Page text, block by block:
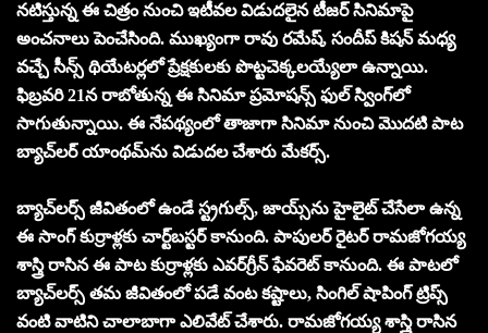
నటిస్తున్న ఈ చిత్రం నుంచి ఇటీవల విడుదలైన టీజర్ సినిమాపై
అంచనాలు పెంచేసింది. ముఖ్యంగా రావు రమేష్, సందీప్ కిషన్ మధ్య
వచ్చే సీన్స్ థియేటర్లలో ప్రేక్షకులకు పొట్టచెక్కలయ్యేలా ఉన్నాయి.
ఫిబ్రవరి 21న రాబోతున్న ఈ సినిమా ప్రమోషన్స్ ఫుల్ స్వింగ్‌లో
సాగుతున్నాయి. ఈ నేపథ్యంలో తాజాగా సినిమా నుంచి మొదటి పాట
బ్యాచ్‌లర్ యాంథమ్‌ను విడుదల చేశారు మేకర్స్.
బ్యాచ్‌లర్స్ జీవితంలో ఉండే స్ట్రగుల్స్, జాయ్స్‌ను హైలైట్ చేసేలా ఉన్న
ఈ సాంగ్ కుర్రాళ్లకు చార్ట్‌బస్టర్ కానుంది. పాపులర్ రైటర్ రామజోగయ్య
శాస్త్రి రాసిన ఈ పాట కుర్రాళ్లకు ఎవర్‌గ్రీన్ ఫేవరెట్ కానుంది. ఈ పాటలో
బ్యాచ్‌లర్స్ తమ జీవితంలో పడే వంట కష్టాలు, సింగిల్‌ షాపింగ్ ట్రిప్స్
వంటి వాటిని చాలాబాగా ఎలివేట్ చేశారు. రామజోగయ్య శాస్త్రి రాసిన